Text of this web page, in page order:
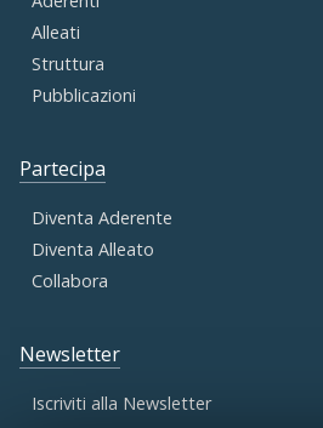
Alleati
Struttura
Pubblicazioni
Partecipa
Diventa Aderente
Diventa Alleato
Collabora
Newsletter
Iscriviti alla Newsletter